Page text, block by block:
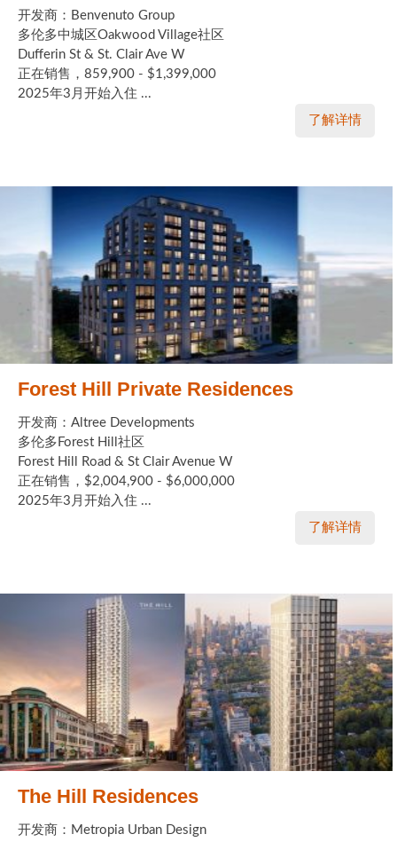
开发商：Benvenuto Group
多伦多中城区Oakwood Village社区
Dufferin St & St. Clair Ave W
正在销售，859,900 - $1,399,000
2025年3月开始入住 ...
了解详情
Forest Hill Private Residences
开发商：Altree Developments
多伦多Forest Hill社区
Forest Hill Road & St Clair Avenue W
正在销售，$2,004,900 - $6,000,000
2025年3月开始入住 ...
了解详情
The Hill Residences
开发商：Metropia Urban Design